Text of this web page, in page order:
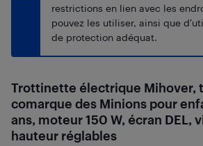
restrictions en lien avec les
pouvez les utiliser, ainsi que
de protection adéquat.
Trottinette électrique Mihover,
comarque des Minions pour
ans, moteur 150 W, écran DEL,
hauteur réglables